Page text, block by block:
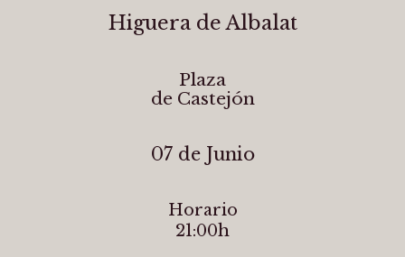
Higuera de Albalat
Plaza
de Castejón
07 de Junio
Horario
21:00h